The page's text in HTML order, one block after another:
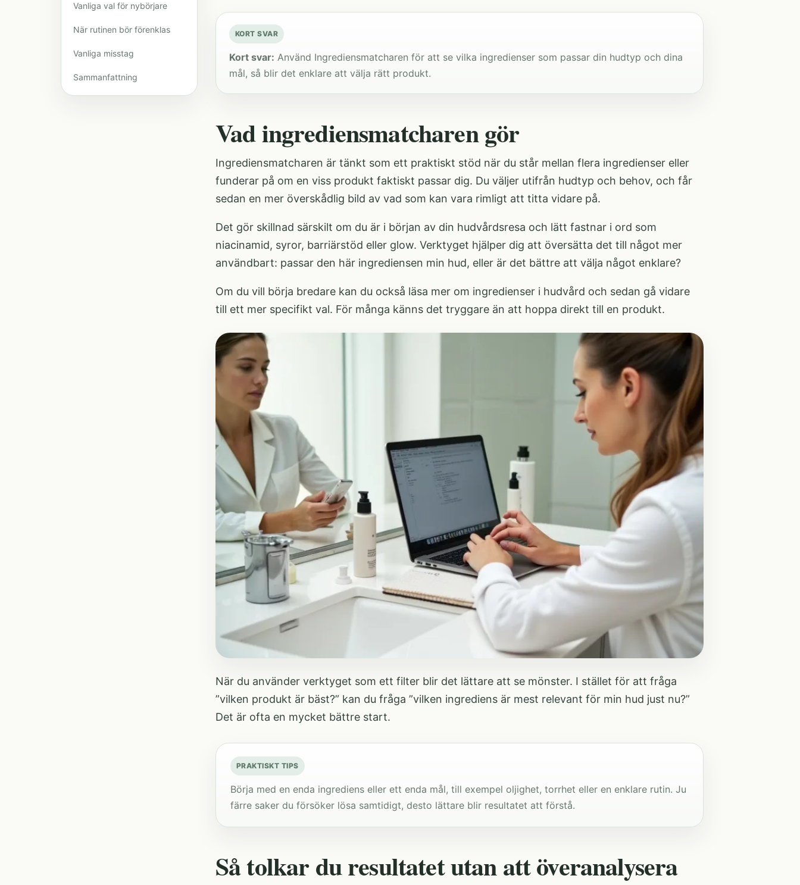
Vanliga val för nybörjare
När rutinen bör förenklas
Vanliga misstag
Sammanfattning
KORT SVAR
Kort svar: Använd Ingrediensmatcharen för att se vilka ingredienser som passar din hudtyp och dina
mål, så blir det enklare att välja rätt produkt.
Vad ingrediensmatcharen gör
Ingrediensmatcharen är tänkt som ett praktiskt stöd när du står mellan flera ingredienser eller
funderar på om en viss produkt faktiskt passar dig. Du väljer utifrån hudtyp och behov, och får
sedan en mer överskådlig bild av vad som kan vara rimligt att titta vidare på.
Det gör skillnad särskilt om du är i början av din hudvårdsresa och lätt fastnar i ord som
niacinamid, syror, barriärstöd eller glow. Verktyget hjälper dig att översätta det till något mer
användbart: passar den här ingrediensen min hud, eller är det bättre att välja något enklare?
Om du vill börja bredare kan du också läsa mer om ingredienser i hudvård och sedan gå vidare
till ett mer specifikt val. För många känns det tryggare än att hoppa direkt till en produkt.
När du använder verktyget som ett filter blir det lättare att se mönster. I stället för att fråga
”vilken produkt är bäst?” kan du fråga ”vilken ingrediens är mest relevant för min hud just nu?”
Det är ofta en mycket bättre start.
PRAKTISKT TIPS
Börja med en enda ingrediens eller ett enda mål, till exempel oljighet, torrhet eller en enklare rutin. Ju
färre saker du försöker lösa samtidigt, desto lättare blir resultatet att förstå.
Så tolkar du resultatet utan att överanalysera